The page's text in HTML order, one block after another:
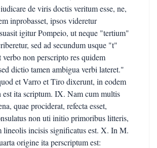
de viris doctis veritum esse, ne,
inprobasset, ipsos videretur
igitur Pompeio, ut neque "tertium"
sed ad secundum usque "t"
non perscripto res quidem
dictio tamen ambigua verbi lateret."
et Varro et Tiro dixerunt, in eodem
est ita scriptum. IX. Nam cum multis
quae prociderat, refecta esset,
non uti initio primoribus litteris,
lineolis incisis significatus est. X. In M.
origine ita perscriptum est: